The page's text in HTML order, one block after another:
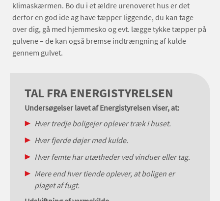
klimaskærmen. Bo du i et ældre urenoveret hus er det
derfor en god ide ag have tæpper liggende, du kan tage
over dig, gå med hjemmesko og evt. lægge tykke tæpper på
gulvene – de kan også bremse indtrængning af kulde
gennem gulvet.
TAL FRA ENERGISTYRELSEN
Undersøgelser lavet af Energistyrelsen viser, at:
Hver tredje boligejer oplever træk i huset.
Hver fjerde døjer med kulde.
Hver femte har utætheder ved vinduer eller tag.
Mere end hver tiende oplever, at boligen er
plaget af fugt.